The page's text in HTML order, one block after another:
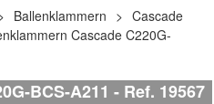
Ballenklammern
Cascade
Cascade C220G-
BCS-A211 Ref. 19567